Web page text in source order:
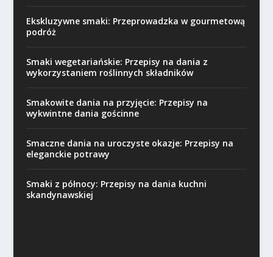
Ekskluzywne smaki: Przeprowadzka w gourmetową
podróż
Smaki wegetariańskie: Przepisy na dania z
wykorzystaniem roślinnych składników
Smakowite dania na przyjęcie: Przepisy na
wykwintne dania gościnne
Smaczne dania na uroczyste okazje: Przepisy na
eleganckie potrawy
Smaki z północy: Przepisy na dania kuchni
skandynawskiej